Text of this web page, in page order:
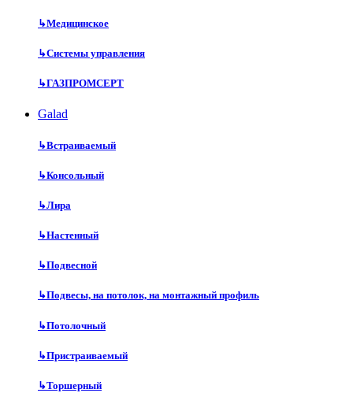
↳Медицинское
↳Системы управления
↳ГАЗПРОМСЕРТ
Galad
↳Встраиваемый
↳Консольный
↳Лира
↳Настенный
↳Подвесной
↳Подвесы, на потолок, на монтажный профиль
↳Потолочный
↳Пристраиваемый
↳Торшерный